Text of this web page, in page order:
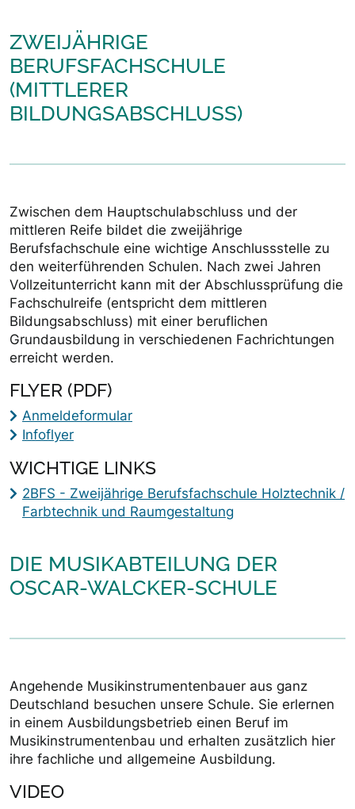
ZWEIJÄHRIGE
BERUFSFACHSCHULE
(MITTLERER
BILDUNGSABSCHLUSS)
Zwischen dem Hauptschulabschluss und der
mittleren Reife bildet die zweijährige
Berufsfachschule eine wichtige Anschlussstelle zu
den weiterführenden Schulen. Nach zwei Jahren
Vollzeitunterricht kann mit der Abschlussprüfung die
Fachschulreife (entspricht dem mittleren
Bildungsabschluss) mit einer beruflichen
Grundausbildung in verschiedenen Fachrichtungen
erreicht werden.
FLYER (PDF)
Anmeldeformular
Infoflyer
WICHTIGE LINKS
2BFS - Zweijährige Berufsfachschule Holztechnik /
Farbtechnik und Raumgestaltung
DIE MUSIKABTEILUNG DER
OSCAR-WALCKER-SCHULE
Angehende Musikinstrumentenbauer aus ganz
Deutschland besuchen unsere Schule. Sie erlernen
in einem Ausbildungsbetrieb einen Beruf im
Musikinstrumentenbau und erhalten zusätzlich hier
ihre fachliche und allgemeine Ausbildung.
VIDEO